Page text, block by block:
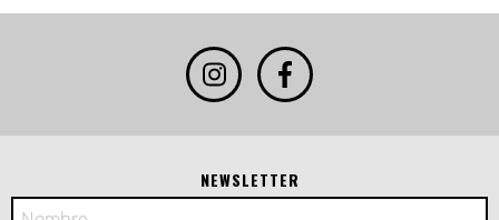
NEWSLETTER